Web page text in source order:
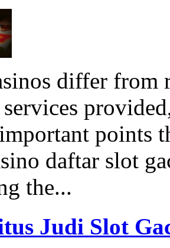
differ from
points
daftar slot
the...
Judi Slot